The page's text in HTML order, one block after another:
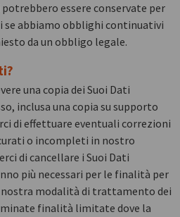
essere conservate per
se abbiamo obblighi continuativi
da un obbligo legale.
una copia dei Suoi Dati
inclusa una copia su supporto
di effettuare eventuali correzioni
o incompleti in nostro
di cancellare i Suoi Dati
più necessari per le finalità per
modalità di trattamento dei
finalità limitate dove la